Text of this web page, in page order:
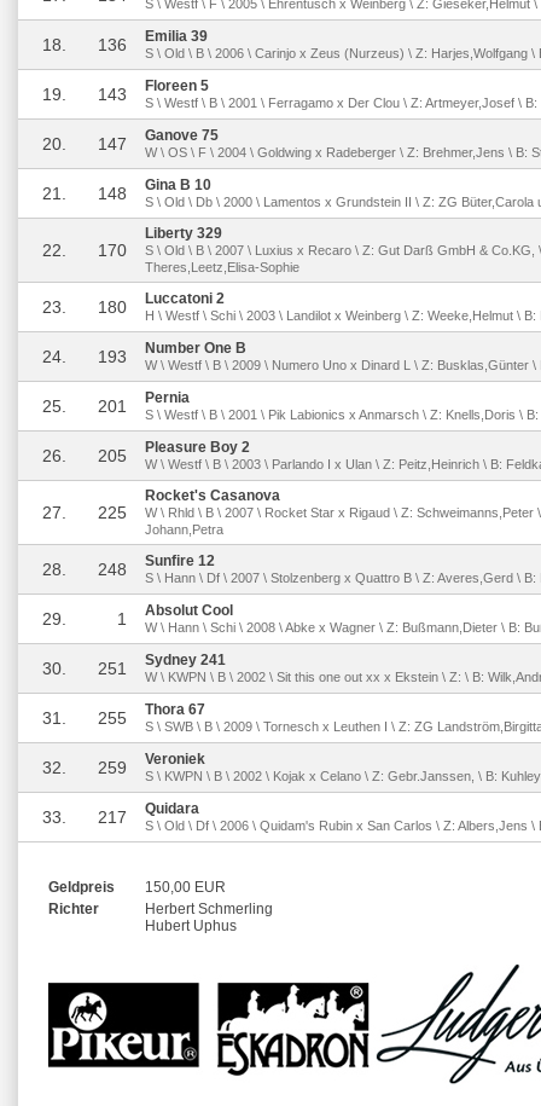
S \ Westf \ F \ 2005 \ Ehrentusch x Weinberg \ Z: Gieseker,Helmut \
18. 136 Emilia 39
S \ Old \ B \ 2006 \ Carinjo x Zeus (Nurzeus) \ Z: Harjes,Wolfgang \
19. 143 Floreen 5
S \ Westf \ B \ 2001 \ Ferragamo x Der Clou \ Z: Artmeyer,Josef \ B:
20. 147 Ganove 75
W \ OS \ F \ 2004 \ Goldwing x Radeberger \ Z: Brehmer,Jens \ B:
21. 148 Gina B 10
S \ Old \ Db \ 2000 \ Lamentos x Grundstein II \ Z: ZG Büter,Carola
22. 170
Liberty 329
S \ Old \ B \ 2007 \ Luxius x Recaro \ Z: Gut Darß GmbH & Co.KG,
Theres,Leetz,Elisa-Sophie
23. 180 Luccatoni 2
H \ Westf \ Schi \ 2003 \ Landilot x Weinberg \ Z: Weeke,Helmut \
24. 193 Number One B
W \ Westf \ B \ 2009 \ Numero Uno x Dinard L \ Z: Busklas,Günter
25. 201 Pernia
S \ Westf \ B \ 2001 \ Pik Labionics x Anmarsch \ Z: Knells,Doris \ B:
26. 205 Pleasure Boy 2
W \ Westf \ B \ 2003 \ Parlando I x Ulan \ Z: Peitz,Heinrich \ B:
27. 225
Rocket's Casanova
W \ Rhld \ B \ 2007 \ Rocket Star x Rigaud \ Z: Schweimanns,Peter
Johann,Petra
28. 248 Sunfire 12
S \ Hann \ Df \ 2007 \ Stolzenberg x Quattro B \ Z: Averes,Gerd \ B:
29. 1 Absolut Cool
W \ Hann \ Schi \ 2008 \ Abke x Wagner \ Z: Bußmann,Dieter \ B:
30. 251 Sydney 241
W \ KWPN \ B \ 2002 \ Sit this one out xx x Ekstein \ Z: \ B:
31. 255 Thora 67
S \ SWB \ B \ 2009 \ Tornesch x Leuthen I \ Z: ZG
32. 259 Veroniek
S \ KWPN \ B \ 2002 \ Kojak x Celano \ Z: Gebr.Janssen, \ B:
33. 217 Quidara
S \ Old \ Df \ 2006 \ Quidam's Rubin x San Carlos \ Z: Albers,Jens \
Geldpreis
150,00 EUR
Richter
Herbert Schmerling
Hubert Uphus